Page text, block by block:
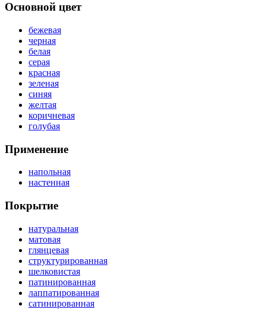
Основной цвет
бежевая
черная
белая
серая
красная
зеленая
синяя
желтая
коричневая
голубая
Применение
напольная
настенная
Покрытие
натуральная
матовая
глянцевая
структурированная
шелковистая
патинированная
лаппатированная
сатинированная